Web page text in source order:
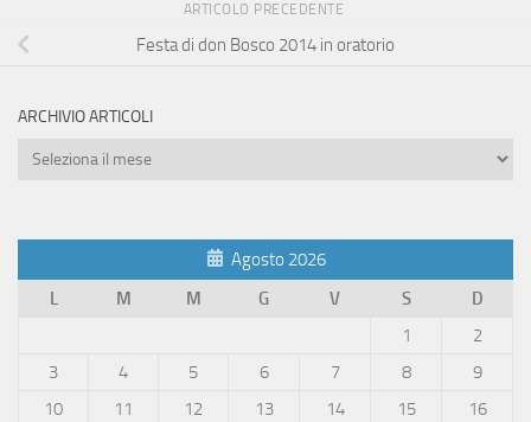
ARTICOLO PRECEDENTE
Festa di don Bosco 2014 in oratorio
ARCHIVIO ARTICOLI
Archivio
Agosto 2026
L
M M G V S
D
1
2
3
4 5 6 7 8
9
10
11 12 13 14 15
16